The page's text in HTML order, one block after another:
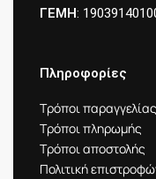
ΓΕΜΗ:
Πληροφορίες
Τρόποι παραγγελίας
Τρόποι πληρωμής
Τρόποι αποστολής
Πολιτική